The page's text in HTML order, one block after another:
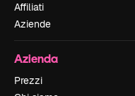
Affiliati
Aziende
Azienda
Prezzi